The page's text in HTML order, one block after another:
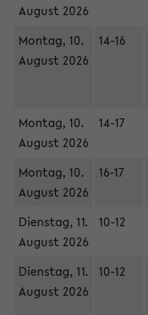
August 2026
Montag, 10.
August 2026
14-16
Montag, 10.
August 2026
14-17
Montag, 10.
August 2026
16-17
Dienstag, 11.
August 2026
10-12
Dienstag, 11.
August 2026
10-12